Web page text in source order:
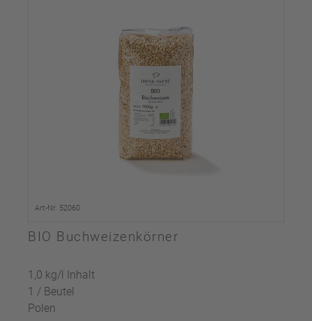
Art-Nr. 52060
BIO Buchweizenkörner
1,0 kg/l Inhalt
1 / Beutel
Polen